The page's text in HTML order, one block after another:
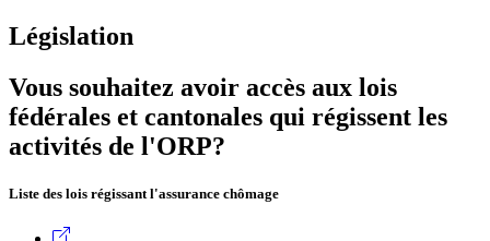
Législation
Vous souhaitez avoir accès aux lois
fédérales et cantonales qui régissent les
activités de l'ORP?
Liste des lois régissant l'assurance chômage